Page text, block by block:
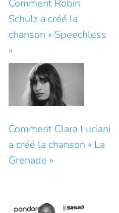
Comment Robin
Schulz a créé la
chanson « Speechless
»
Comment Clara Luciani
a créé la chanson « La
Grenade »